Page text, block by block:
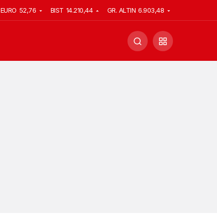
EURO 52,76 BIST 14.210,44 GR. ALTIN 6.903,48